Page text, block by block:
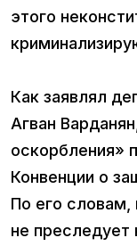
этого
Как заявлял
Агван
оскорбления»
Конвенции о
По его словам,
не преследует